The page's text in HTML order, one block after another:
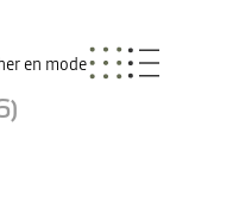
en mode